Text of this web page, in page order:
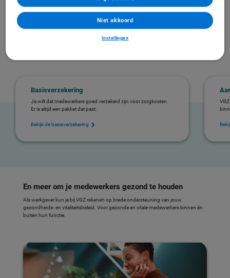
Zo houd je je medewerkers gezond en vitaal
Beweeg de verzekeringen van rechts naar links
Basisverzekering
Je wilt dat medewerkers goed verzekerd zijn voor zorgkosten.
Er is altijd een pakket dat past.
Bekijk de basisverzekering
En meer om je medewerkers gezond te houden
Als werkgever kun je bij VGZ rekenen op brede ondersteuning van jouw
gezondheids- en vitaliteitsbeleid. Voor gezonde en vitale medewerkers binnen én
buiten hun functie.
Instellingen
Niet akkoord